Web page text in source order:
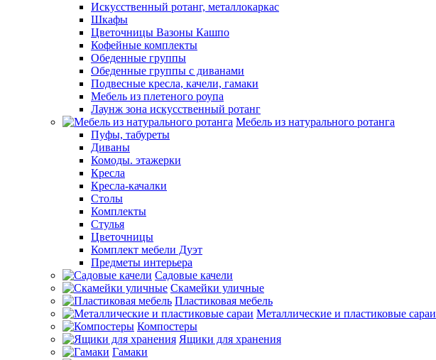
Искусственный ротанг, металлокаркас
Шкафы
Цветочницы Вазоны Кашпо
Кофейные комплекты
Обеденные группы
Обеденные группы с диванами
Подвесные кресла, качели, гамаки
Мебель из плетеного роупа
Лаунж зона искусственный ротанг
Мебель из натурального ротанга
Пуфы, табуреты
Диваны
Комоды. этажерки
Кресла
Кресла-качалки
Столы
Комплекты
Стулья
Цветочницы
Комплект мебели Дуэт
Предметы интерьера
Садовые качели
Скамейки уличные
Пластиковая мебель
Металлические и пластиковые сараи
Компостеры
Ящики для хранения
Гамаки